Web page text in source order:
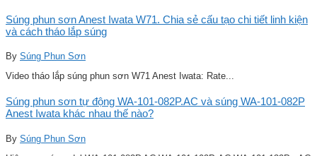
Súng phun sơn Anest Iwata W71. Chia sẻ cấu tạo chi tiết linh kiện
và cách tháo lắp súng
By Súng Phun Sơn
Video tháo lắp súng phun sơn W71 Anest Iwata: Rate...
Súng phun sơn tự động WA-101-082P.AC và súng WA-101-082P
Anest Iwata khác nhau thế nào?
By Súng Phun Sơn